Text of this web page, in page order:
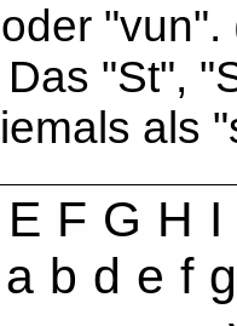
"vun".
"St",
als
E F G H I
a b d e f g